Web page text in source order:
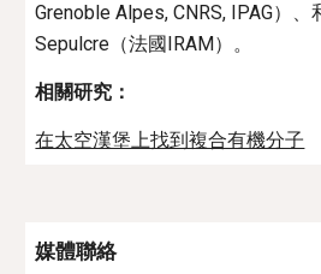
Grenoble Alpes, CNRS, IPAG）、
Sepulcre （法國IRAM）。
相關研究：
在太空漢堡上找到複合有機分子
媒體聯絡